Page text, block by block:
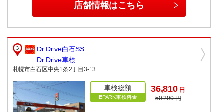
店舗情報はこちら
Dr.Drive白石SS
Dr.Drive車検
札幌市白石区中央1条2丁目3-13
車検総額
EPARK車検料金
36,810 円
50,290 円